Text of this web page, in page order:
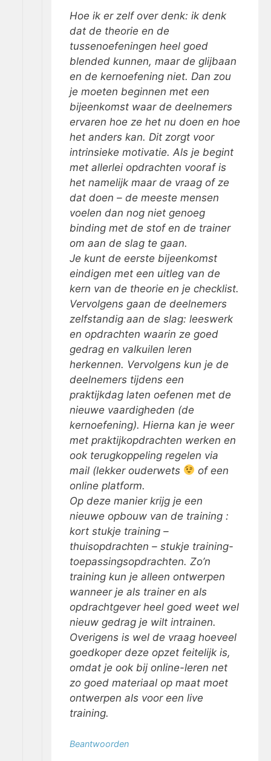
Hoe ik er zelf over denk: ik denk
dat de theorie en de
tussenoefeningen heel goed
blended kunnen, maar de glijbaan
en de kernoefening niet. Dan zou
je moeten beginnen met een
bijeenkomst waar de deelnemers
ervaren hoe ze het nu doen en hoe
het anders kan. Dit zorgt voor
intrinsieke motivatie. Als je begint
met allerlei opdrachten vooraf is
het namelijk maar de vraag of ze
dat doen – de meeste mensen
voelen dan nog niet genoeg
binding met de stof en de trainer
om aan de slag te gaan.
Je kunt de eerste bijeenkomst
eindigen met een uitleg van de
kern van de theorie en je checklist.
Vervolgens gaan de deelnemers
zelfstandig aan de slag: leeswerk
en opdrachten waarin ze goed
gedrag en valkuilen leren
herkennen. Vervolgens kun je de
deelnemers tijdens een
praktijkdag laten oefenen met de
nieuwe vaardigheden (de
kernoefening). Hierna kan je weer
met praktijkopdrachten werken en
ook terugkoppeling regelen via
mail (lekker ouderwets
of een
online platform.
Op deze manier krijg je een
nieuwe opbouw van de training :
kort stukje training –
thuisopdrachten – stukje training-
toepassingsopdrachten. Zo’n
training kun je alleen ontwerpen
wanneer je als trainer en als
opdrachtgever heel goed weet wel
nieuw gedrag je wilt intrainen.
Overigens is wel de vraag hoeveel
goedkoper deze opzet feitelijk is,
omdat je ook bij online-leren net
zo goed materiaal op maat moet
ontwerpen als voor een live
training.
Beantwoorden